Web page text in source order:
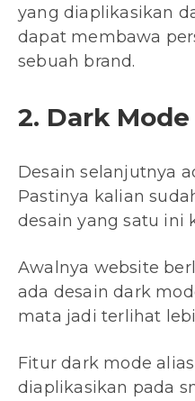
yang diaplikasikan
dapat membawa
sebuah brand.
2. Dark Mode
Desain selanjutnya
Pastinya kalian
desain yang satu ini
Awalnya website
ada desain dark
mata jadi terlihat
Fitur dark mode
diaplikasikan pada